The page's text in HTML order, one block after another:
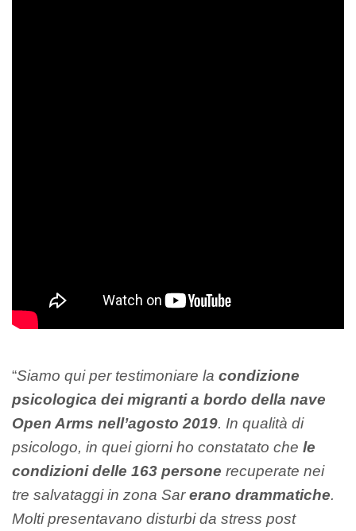
“Siamo qui per testimoniare la condizione
psicologica dei migranti a bordo della nave
Open Arms nell’agosto 2019. In qualità di
psicologo, in quei giorni ho constatato che le
condizioni delle 163 persone recuperate nei
tre salvataggi in zona Sarerano drammatiche.
Molti presentavano disturbi da stress post